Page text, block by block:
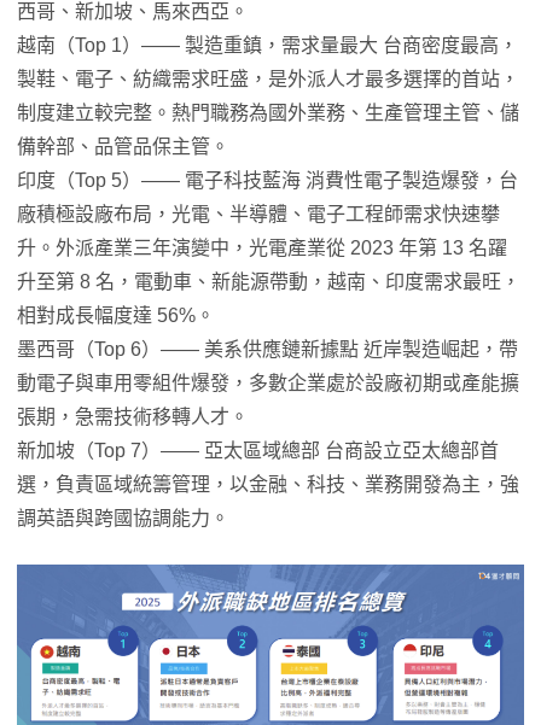
西哥、新加坡、馬來西亞。
越南（Top 1）—— 製造重鎮，需求量最大 台商密度最高，
製鞋、電子、紡織需求旺盛，是外派人才最多選擇的首站，
制度建立較完整。熱門職務為國外業務、生產管理主管、儲
備幹部、品管品保主管。
印度（Top 5）—— 電子科技藍海 消費性電子製造爆發，台
廠積極設廠布局，光電、半導體、電子工程師需求快速攀
升。外派產業三年演變中，光電產業從 2023 年第 13 名躍
升至第 8 名，電動車、新能源帶動，越南、印度需求最旺，
相對成長幅度達 56%。
墨西哥（Top 6）—— 美系供應鏈新據點 近岸製造崛起，帶
動電子與車用零組件爆發，多數企業處於設廠初期或產能擴
張期，急需技術移轉人才。
新加坡（Top 7）—— 亞太區域總部 台商設立亞太總部首
選，負責區域統籌管理，以金融、科技、業務開發為主，強
調英語與跨國協調能力。